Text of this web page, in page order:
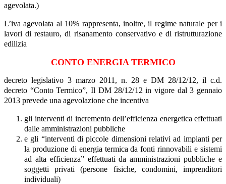
agevolata.)
L’iva agevolata al 10% rappresenta, inoltre, il regime naturale per i
lavori di restauro, di risanamento conservativo e di ristrutturazione
edilizia
CONTO ENERGIA TERMICO
decreto legislativo 3 marzo 2011, n. 28 e DM 28/12/12, il c.d.
decreto “Conto Termico”, Il DM 28/12/12 in vigore dal 3 gennaio
2013 prevede una agevolazione che incentiva
gli interventi di incremento dell’efficienza energetica effettuati
dalle amministrazioni pubbliche
e gli “interventi di piccole dimensioni relativi ad impianti per
la produzione di energia termica da fonti rinnovabili e sistemi
ad alta efficienza” effettuati da amministrazioni pubbliche e
soggetti privati (persone fisiche, condomini, imprenditori
individuali)